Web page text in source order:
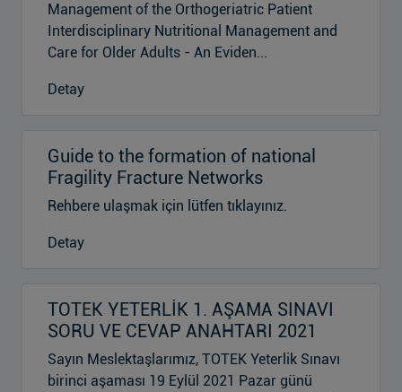
Management of the Orthogeriatric Patient
Interdisciplinary Nutritional Management and
Care for Older Adults - An Eviden...
Detay
Guide to the formation of national
Fragility Fracture Networks
Rehbere ulaşmak için lütfen tıklayınız.
Detay
TOTEK YETERLİK 1. AŞAMA SINAVI
SORU VE CEVAP ANAHTARI 2021
Sayın Meslektaşlarımız, TOTEK Yeterlik Sınavı
birinci aşaması 19 Eylül 2021 Pazar günü